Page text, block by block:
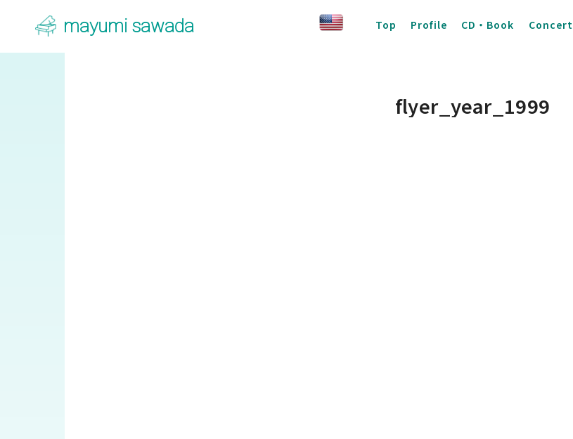
mayumi sawada Top Profile CD・Book Concert
flyer_year_1999